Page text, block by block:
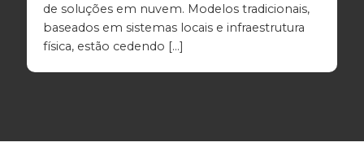
de soluções em nuvem. Modelos tradicionais,
baseados em sistemas locais e infraestrutura
física, estão cedendo […]